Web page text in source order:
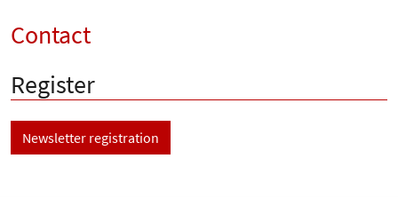
Contact
Register
Newsletter registration